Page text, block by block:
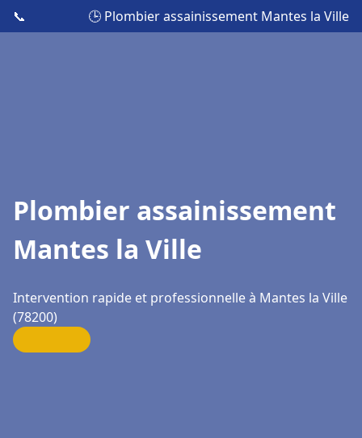
📞 🕒 Plombier assainissement Mantes la Ville
Plombier assainissement
Mantes la Ville
Intervention rapide et professionnelle à Mantes la Ville
(78200)